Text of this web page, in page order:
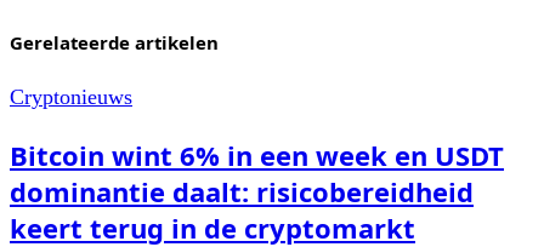
Gerelateerde artikelen
Cryptonieuws
Bitcoin wint 6% in een week en USDT
dominantie daalt: risicobereidheid
keert terug in de cryptomarkt